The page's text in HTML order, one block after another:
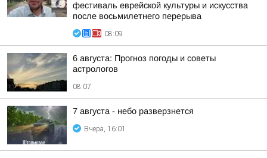
фестиваль еврейской культуры и искусства
после восьмилетнего перерыва
08:09
6 августа: Прогноз погоды и советы
астрологов
08:07
7 августа - небо разверзнется
Вчера, 16:01